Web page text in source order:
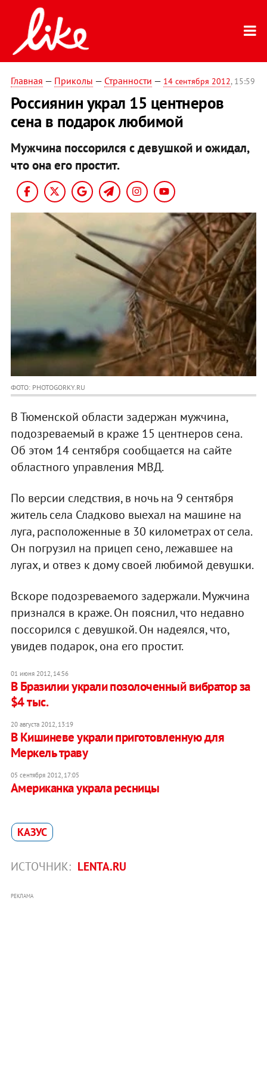
Главная — Приколы — Странности — 14 сентября 2012, 15:59
Россиянин украл 15 центнеров
сена в подарок любимой
Мужчина поссорился с девушкой и ожидал,
что она его простит.
ФОТО: PHOTOGORKY.RU
В Тюменской области задержан мужчина,
подозреваемый в краже 15 центнеров сена.
Об этом 14 сентября сообщается на сайте
областного управления МВД.
По версии следствия, в ночь на 9 сентября
житель села Сладково выехал на машине на
луга, расположенные в 30 километрах от села.
Он погрузил на прицеп сено, лежавшее на
лугах, и отвез к дому своей любимой девушки.
Вскоре подозреваемого задержали. Мужчина
признался в краже. Он пояснил, что недавно
поссорился с девушкой. Он надеялся, что,
увидев подарок, она его простит.
01 июня 2012, 14:56
В Бразилии украли позолоченный вибратор за
$4 тыс.
20 августа 2012, 13:19
В Кишиневе украли приготовленную для
Меркель траву
05 сентября 2012, 17:05
Американка украла ресницы
КАЗУС
ИСТОЧНИК: LENTA.RU
РЕКЛАМА